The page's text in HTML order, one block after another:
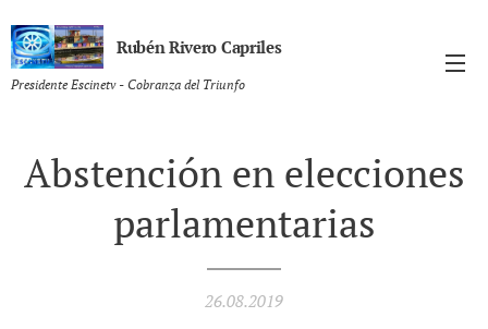
Rubén Rivero Capriles
Presidente Escinetv - Cobranza del Triunfo
Abstención en elecciones
parlamentarias
26.08.2019